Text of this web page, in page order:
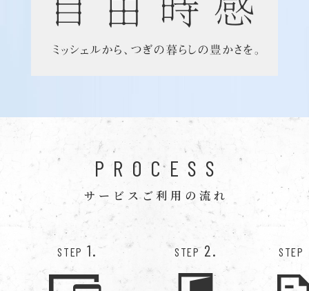
PROCESS
サービスご利用の流れ
STEP 1. STEP 2. STEP